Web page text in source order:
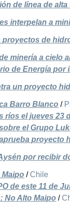
de línea de
interpelan a
de
minería a cielo
de Energía por
un proyecto
Barro Blanco /
ríos el jueves 23
el Grupo
proyecto
por recibir
Maipo / Chile
de este 11 de
No Alto Maipo /